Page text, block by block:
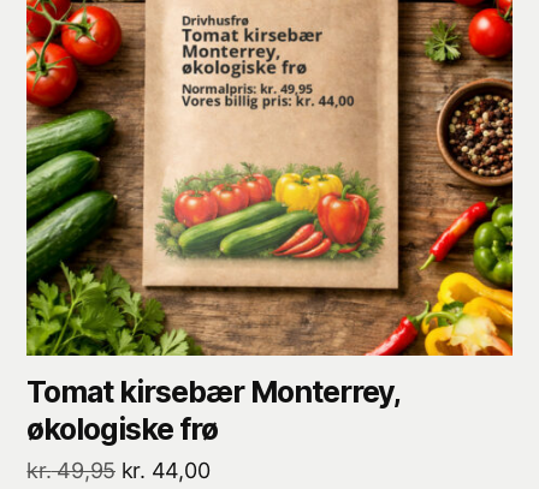
Tomat kirsebær Monterrey,
økologiske frø
kr.49,95 Den
kr. 44,00Den